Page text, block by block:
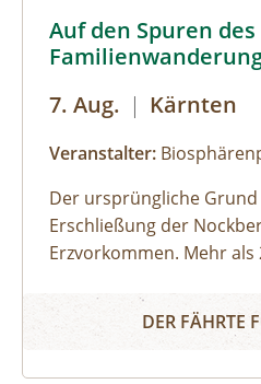
Auf den Spuren
7. Aug. | Kärnten
Veranstalter:
Der ursprüngliche
Erschließung der
Erzvorkommen. Mehr als
Tradition. Mit dem
Eisengewinnung infolge
Auf den Spuren des
DER FÄHRTE